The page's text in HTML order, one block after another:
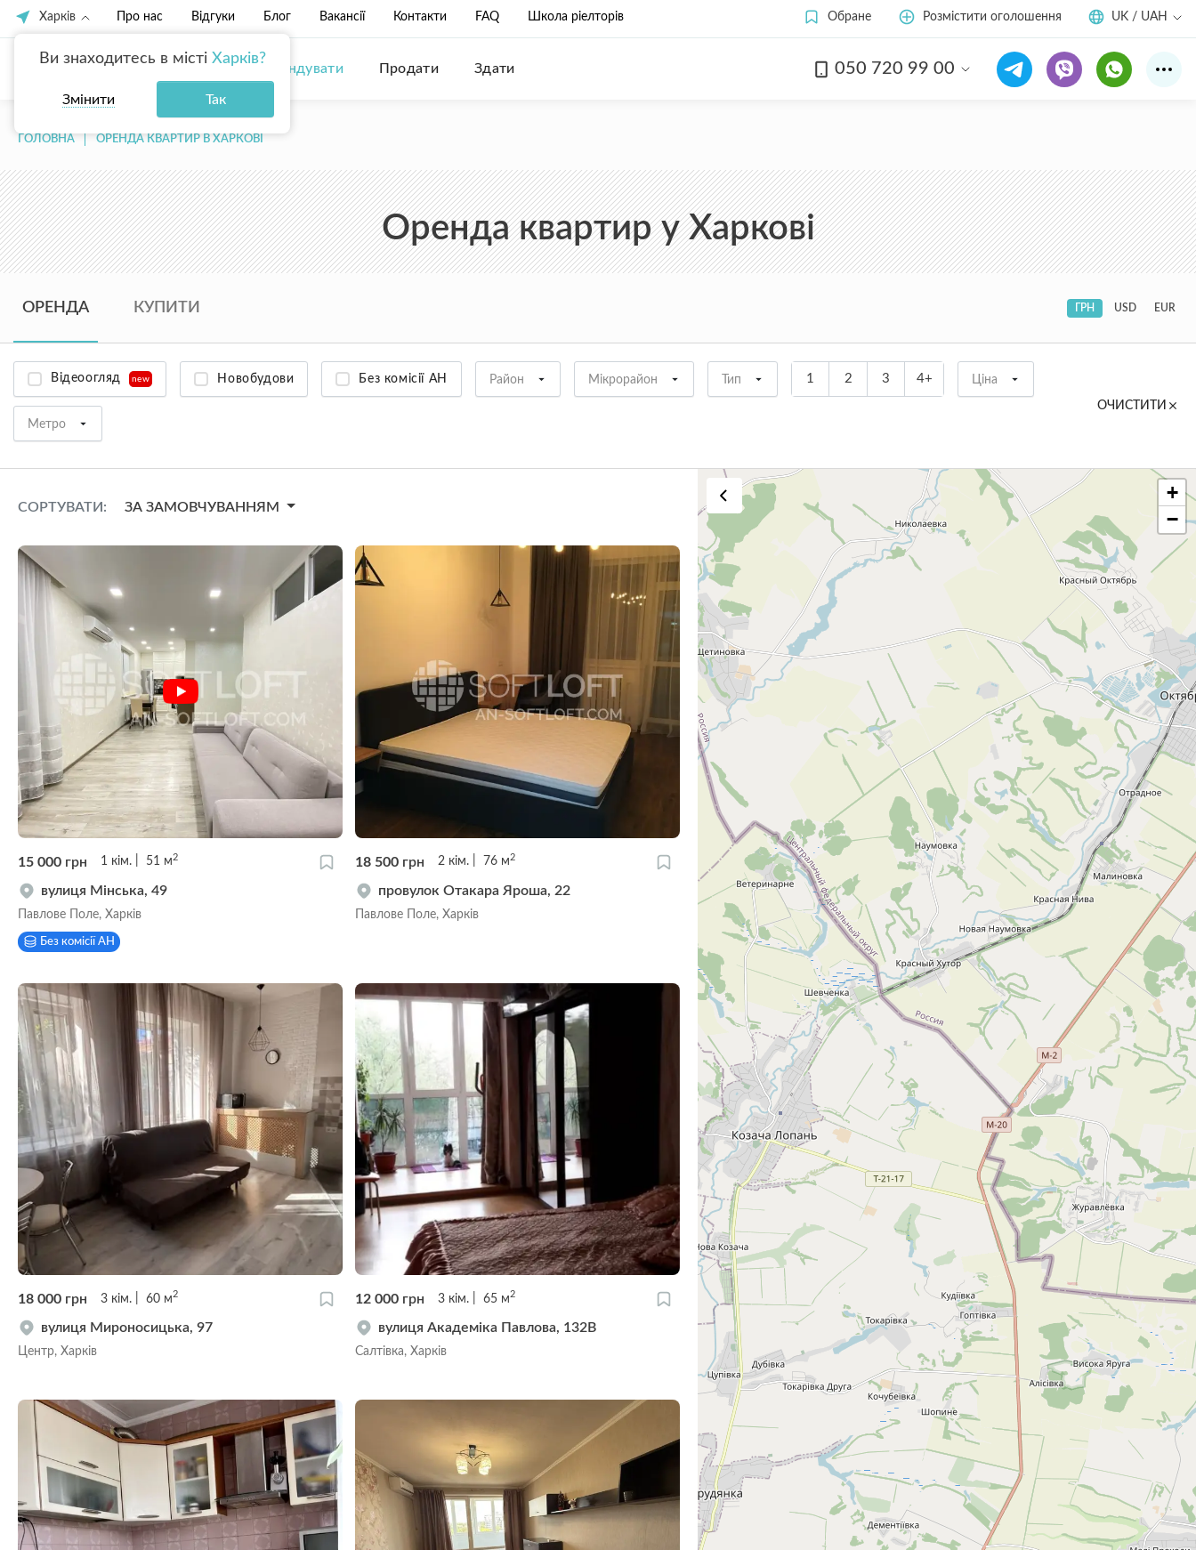
Харків
Ви знаходитесь в місті Харків?
Змінити Так
Про нас Відгуки Блог Вакансії Контакти FAQ Школа ріелторів Обране Розмістити оголошення UK / UAH
Орендувати Продати Здати 050 720 99 00
ГОЛОВНА ОРЕНДА КВАРТИР В ХАРКОВІ
Оренда квартир у Харкові
ОРЕНДА КУПИТИ ГРН USD EUR
Відеоогляд new Новобудови Без комісії АН Район Мікрорайон Тип 1 2 3 4+ Ціна
Метро
ОЧИСТИТИ
СОРТУВАТИ: ЗА ЗАМОВЧУВАННЯМ
15 000 грн 1 кім. 51 м 2
вулиця Мінська, 49
Павлове Поле, Харків
Без комісії АН
18 500 грн 2 кім. 76 м 2
провулок Отакара Яроша, 22
Павлове Поле, Харків
18 000 грн 3 кім. 60 м2
вулиця Мироносицька, 97
Центр, Харків
12 000 грн 3 кім. 65 м2
вулиця Академіка Павлова, 132В
Салтівка, Харків
+
−